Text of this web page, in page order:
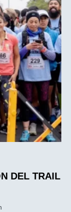
DEL TRAIL